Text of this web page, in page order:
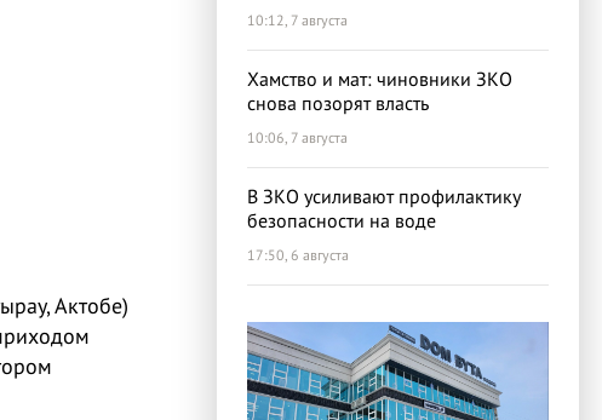
Актобе)
10:12, 7 августа
Хамство и мат: чиновники ЗКО
снова позорят власть
10:06, 7 августа
В ЗКО усиливают профилактику
безопасности на воде
17:50, 6 августа